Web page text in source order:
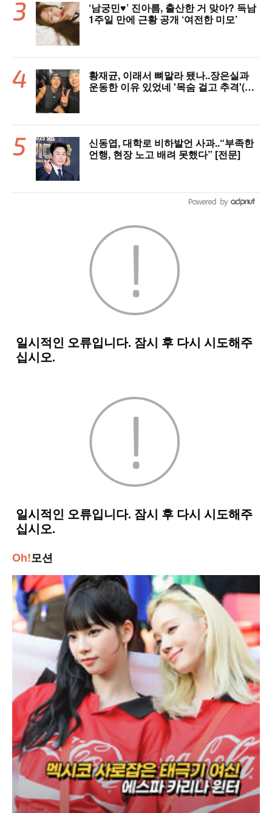
‘남궁민♥’ 진아름, 출산한 거 맞아? 득남
1주일 만에 근황 공개 ‘여전한 미모’
황재균, 이래서 뼈말라 됐나..장은실과
운동한 이유 있었네 '목숨 걸고 추격'(술
신동엽, 대학로 비하발언 사과..“부족한
언행, 현장 노고 배려 못했다” [전문]
Oh!모션